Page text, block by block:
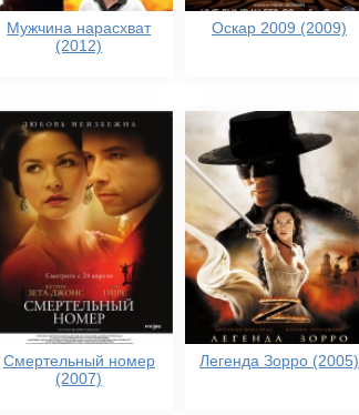
Мужчина нарасхват
(2012)
Оскар 2009 (2009)
Смертельный номер
(2007)
Легенда Зорро (2005)